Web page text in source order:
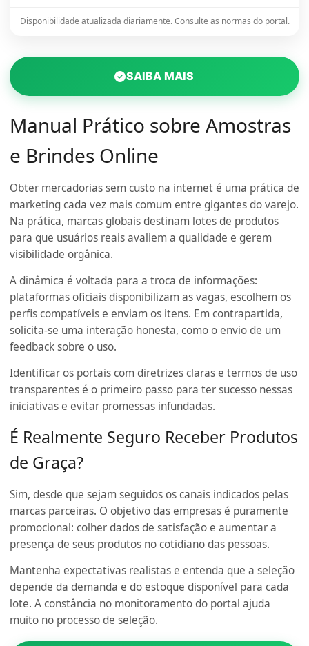
Disponibilidade atualizada diariamente. Consulte as normas do portal.
SAIBA MAIS
Manual Prático sobre Amostras
e Brindes Online
Obter mercadorias sem custo na internet é uma prática de
marketing cada vez mais comum entre gigantes do varejo.
Na prática, marcas globais destinam lotes de produtos
para que usuários reais avaliem a qualidade e gerem
visibilidade orgânica.
A dinâmica é voltada para a troca de informações:
plataformas oficiais disponibilizam as vagas, escolhem os
perfis compatíveis e enviam os itens. Em contrapartida,
solicita-se uma interação honesta, como o envio de um
feedback sobre o uso.
Identificar os portais com diretrizes claras e termos de uso
transparentes é o primeiro passo para ter sucesso nessas
iniciativas e evitar promessas infundadas.
É Realmente Seguro Receber Produtos
de Graça?
Sim, desde que sejam seguidos os canais indicados pelas
marcas parceiras. O objetivo das empresas é puramente
promocional: colher dados de satisfação e aumentar a
presença de seus produtos no cotidiano das pessoas.
Mantenha expectativas realistas e entenda que a seleção
depende da demanda e do estoque disponível para cada
lote. A constância no monitoramento do portal ajuda
muito no processo de seleção.